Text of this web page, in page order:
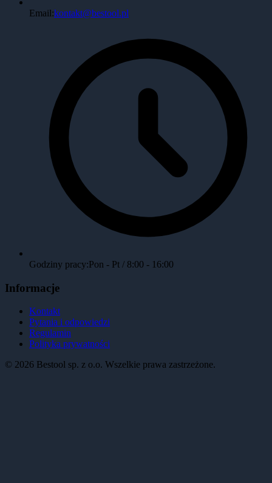
Email:kontakt@bestool.pl
Godziny pracy:Pon - Pt / 8:00 - 16:00
Informacje
Kontakt
Pytania i odpowiedzi
Regulamin
Polityka prywatności
© 2026 Bestool sp. z o.o. Wszelkie prawa zastrzeżone.